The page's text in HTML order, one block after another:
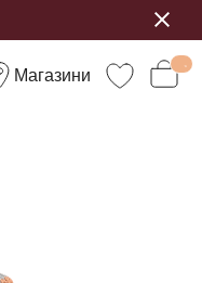
Магазини